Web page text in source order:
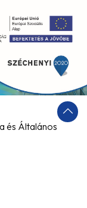
és Általános